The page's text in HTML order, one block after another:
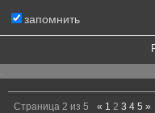
запомнить
.
Страница 2 из 5 « 1 2 3 4 5 »